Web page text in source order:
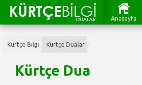
Anasayfa
Kürtçe Bilgi Kürtçe Dualar
Kürtçe Dua